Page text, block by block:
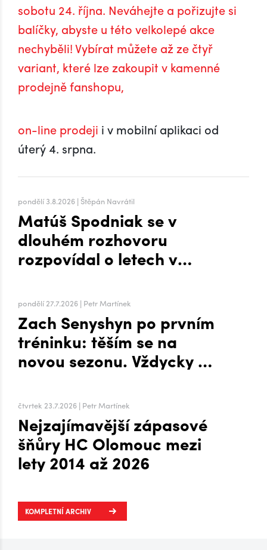
sobotu 24. října. Neváhejte a pořizujte si
balíčky, abyste u této velkolepé akce
nechyběli! Vybírat můžete až ze čtyř
variant, které lze zakoupit v kamenné
prodejně fanshopu,
on-line prodeji i v mobilní aplikaci od
úterý 4. srpna.
pondělí 3.8.2026 | Štěpán Navrátil
Matúš Spodniak se v
dlouhém rozhovoru
rozpovídal o letech v
pondělí 27.7.2026 | Petr Martínek
Zach Senyshyn po prvním
tréninku: těším se na
novou sezonu. Vždycky mi
zima, říká o Plechárně
čtvrtek 23.7.2026 | Petr Martínek
Nejzajímavější zápasové
šňůry HC Olomouc mezi
lety 2014 až 2026
KOMPLETNÍ ARCHIV